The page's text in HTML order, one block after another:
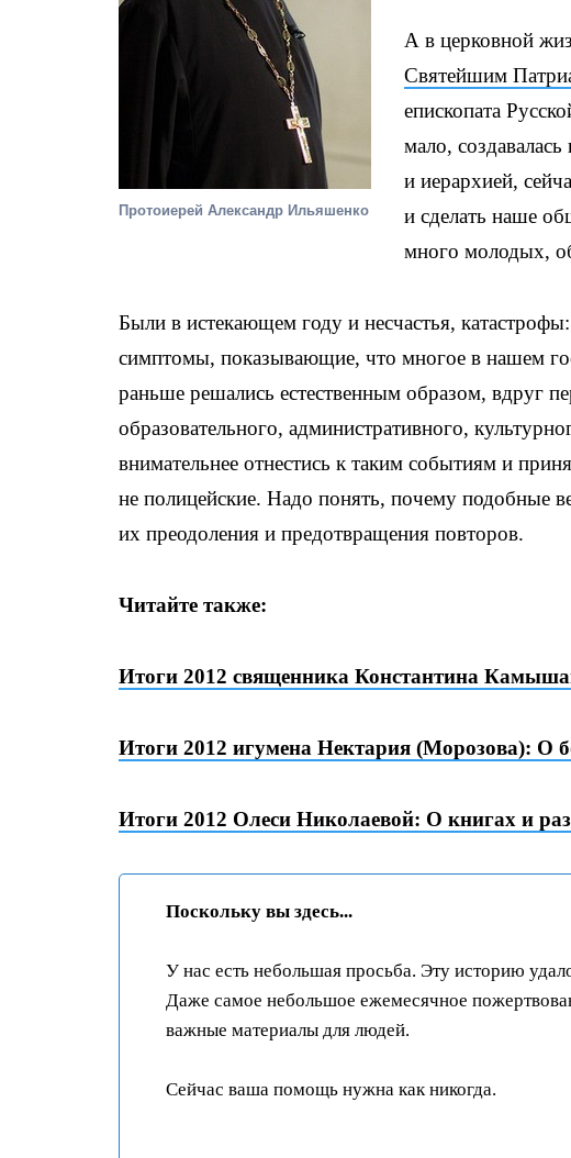
Протоиерей Александр Ильяшенко
А в церковной
Святейшим
епископата
мало,
и иерархией,
и сделать наше
много молодых,
Были в истекающем году и несчастья,
симптомы, показывающие, что многое в нашем
раньше решались естественным образом, вдруг
образовательного, административного,
внимательнее отнестись к таким событиям и
не полицейские. Надо понять, почему подобные
их преодоления и предотвращения повторов.
Читайте также:
Итоги 2012 священника Константина
Итоги 2012 игумена Нектария (Морозова): О
Итоги 2012 Олеси Николаевой: О книгах и
Поскольку вы здесь...
У нас есть небольшая просьба. Эту историю
Даже самое небольшое ежемесячное
важные материалы для людей.
Сейчас ваша помощь нужна как никогда.